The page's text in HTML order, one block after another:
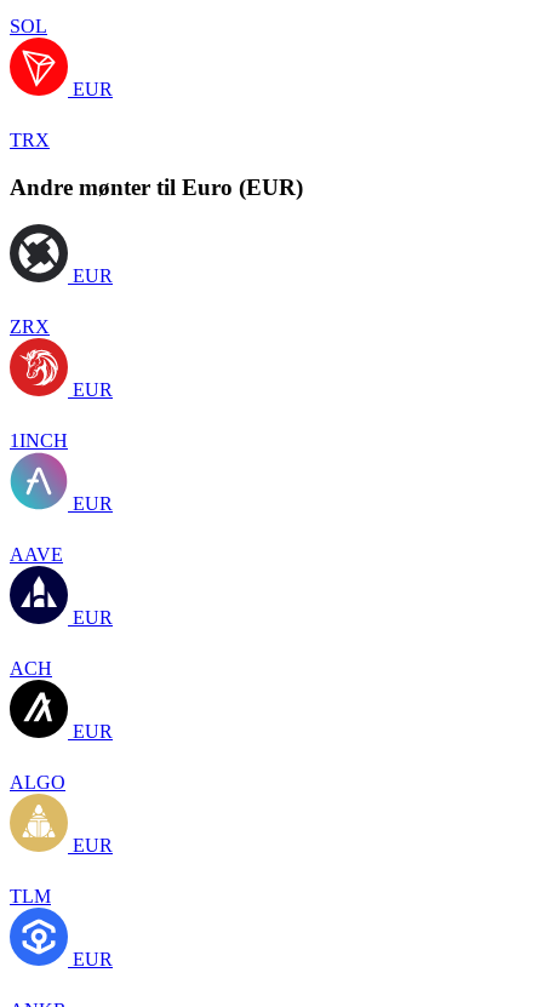
SOL
EUR
TRX
Andre mønter til Euro (EUR)
EUR
ZRX
EUR
1INCH
EUR
AAVE
EUR
ACH
EUR
ALGO
EUR
TLM
EUR